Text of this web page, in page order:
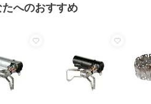
へのおすすめ